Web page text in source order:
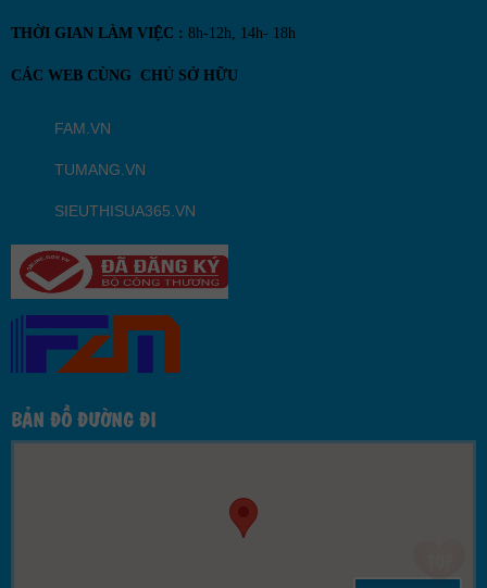
THỜI GIAN LÀM VIỆC : 8h-12h, 14h- 18h
CÁC WEB CÙNG CHỦ SỞ HỮU
FAM.VN
TUMANG.VN
SIEUTHISUA365.VN
BẢN ĐỒ ĐƯỜNG ĐI